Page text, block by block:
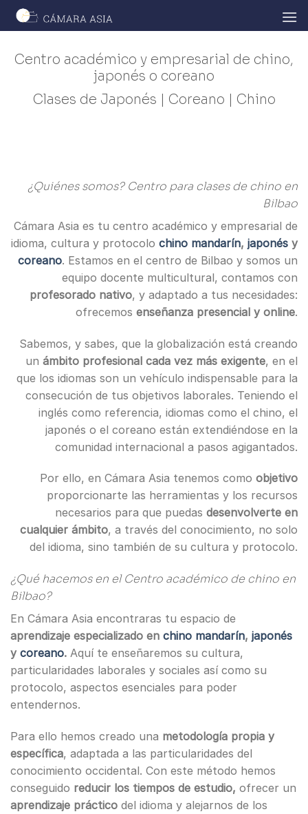
Skip
Centro académico y empresarial de chino,
japonés o coreano
Clases de Japonés | Coreano | Chino
¿Quiénes somos? Centro para clases de chino en
Bilbao
Cámara Asia es tu centro académico y empresarial de
idioma, cultura y protocolo chino mandarín, japonés y
coreano. Estamos en el centro de Bilbao y somos un
equipo docente multicultural, contamos con
profesorado nativo, y adaptado a tus necesidades:
ofrecemos enseñanza presencial y online.
Sabemos, y sabes, que la globalización está creando
un ámbito profesional cada vez más exigente, en el
que los idiomas son un vehículo indispensable para la
consecución de tus objetivos laborales. Teniendo el
inglés como referencia, idiomas como el chino, el
japonés o el coreano están extendiéndose en la
comunidad internacional a pasos agigantados.
Por ello, en Cámara Asia tenemos como objetivo
proporcionarte las herramientas y los recursos
necesarios para que puedas desenvolverte en
cualquier ámbito, a través del conocimiento, no solo
del idioma, sino también de su cultura y protocolo.
¿Qué hacemos en el Centro académico de chino en
Bilbao?
En Cámara Asia encontraras tu espacio de
aprendizaje especializado en chino mandarín, japonés
y coreano. Aquí te enseñaremos su cultura,
particularidades laborales y sociales así como su
protocolo, aspectos esenciales para poder
entendernos.
Para ello hemos creado una metodología propia y
específica, adaptada a las particularidades del
conocimiento occidental. Con este método hemos
conseguido reducir los tiempos de estudio, ofrecer un
aprendizaje práctico del idioma y alejarnos de los